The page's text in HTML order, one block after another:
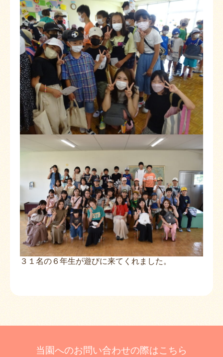
３１名の６年生が遊びに来てくれました。
当園へのお問い合わせの際はこちら